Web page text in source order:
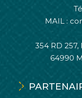
MAIL :
354 RD 257,
64990